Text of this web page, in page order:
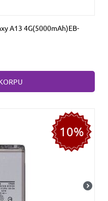
A13 4G(5000mAh)EB-
10%